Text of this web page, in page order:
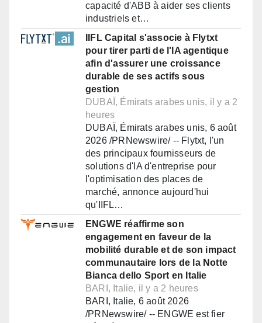
capacité d'ABB à aider ses clients
industriels et…
IIFL Capital s'associe à Flytxt
pour tirer parti de l'IA agentique
afin d'assurer une croissance
durable de ses actifs sous
gestion
DUBAÏ, Émirats arabes unis, il y a 2
heures
DUBAÏ, Émirats arabes unis, 6 août
2026 /PRNewswire/ -- Flytxt, l'un
des principaux fournisseurs de
solutions d'IA d'entreprise pour
l'optimisation des places de
marché, annonce aujourd'hui
qu'IIFL…
ENGWE réaffirme son
engagement en faveur de la
mobilité durable et de son impact
communautaire lors de la Notte
Bianca dello Sport en Italie
BARI, Italie, il y a 2 heures
BARI, Italie, 6 août 2026
/PRNewswire/ -- ENGWE est fier